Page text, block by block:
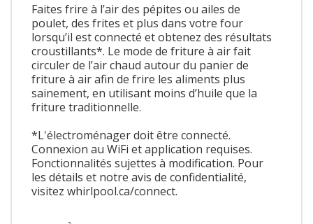
Faites frire à l’air des pépites ou ailes de
poulet, des frites et plus dans votre four
lorsqu’il est connecté et obtenez des résultats
croustillants*. Le mode de friture à air fait
circuler de l’air chaud autour du panier de
friture à air afin de frire les aliments plus
sainement, en utilisant moins d’huile que la
friture traditionnelle.
*L'électroménager doit être connecté.
Connexion au WiFi et application requises.
Fonctionnalités sujettes à modification. Pour
les détails et notre avis de confidentialité,
visitez whirlpool.ca/connect.